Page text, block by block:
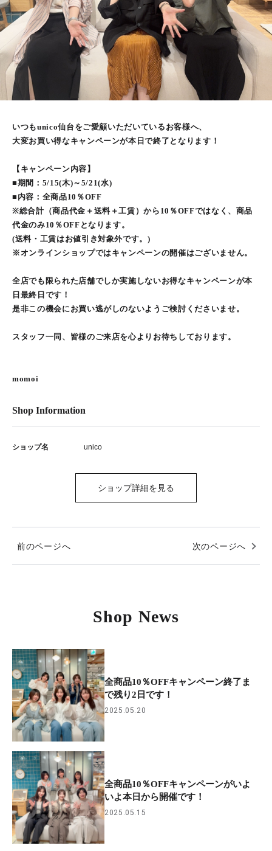
いつもunico仙台をご愛顧いただいているお客様へ、
大変お買い得なキャンペーンが本日で終了となります！
【キャンペーン内容】
■期間：5/15(木)～5/21(水)
■内容：全商品10％OFF
※総合計（商品代金＋送料＋工賃）から10％OFFではなく、商品
代金のみ10％OFFとなります。
(送料・工賃はお値引き対象外です。)
※オンラインショップではキャンペーンの開催はございません。
全店でも限られた店舗でしか実施しないお得なキャンペーンが本
日最終日です！
是非この機会にお買い逃がしのないようご検討くださいませ。
スタッフ一同、皆様のご来店を心よりお待ちしております。
momoi
Shop Information
ショップ名 unico
ショップ詳細を見る
前のページへ 次のページへ
Shop News
全商品10％OFFキャンペーン終了ま
で残り2日です！
2025.05.20
全商品10％OFFキャンペーンがいよ
いよ本日から開催です！
2025.05.15